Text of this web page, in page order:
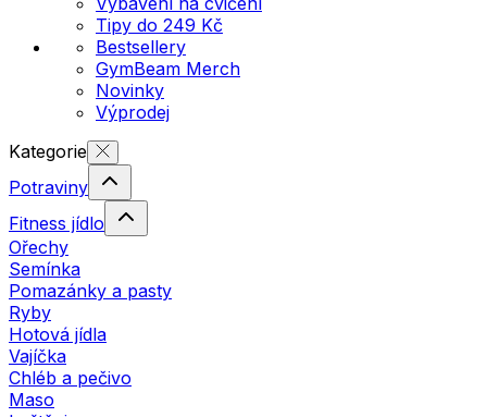
Tipy do 249 Kč
Bestsellery
GymBeam Merch
Novinky
Výprodej
Kategorie
Potraviny
Fitness jídlo
Ořechy
Semínka
Pomazánky a pasty
Ryby
Hotová jídla
Vajíčka
Chléb a pečivo
Maso